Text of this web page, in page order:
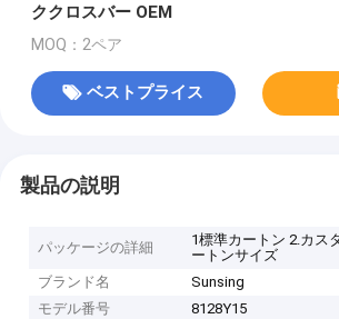
ククロスバー OEM
MOQ：2ペア
ベストプライス
製品の説明
パッケージの詳細
1標準カートン 2.カス
ートンサイズ
ブランド名
Sunsing
モデル番号
8128Y15